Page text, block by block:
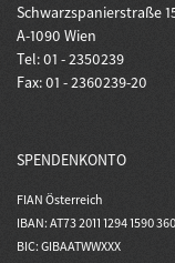
Schwarzspanierstraße
A-1090 Wien
Tel: 01 - 2350239
Fax: 01 - 2360239-20
SPENDENKONTO
FIAN Österreich
IBAN: AT73 2011 1294 1590
BIC: GIBAATWWXXX